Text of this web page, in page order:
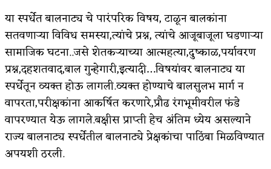
या स्पर्धेत बालनाट्य चे पारंपरिक विषय, टाळून बालकांना
सतवणाऱ्या विविध समस्या,त्यांचे प्रश्न, त्यांचे आजूबाजूला घडणाऱ्या
सामाजिक घटना..जसे शेतकऱ्याच्या आत्महत्या,दुष्काळ,पर्यावरण
प्रश्न,दहशतवाद,बाल गुन्हेगारी,इत्यादी…विषयांवर बालनाट्य या
स्पर्धेतून व्यक्त होऊ लागली.व्यक्त होण्याचे बालसुलभ मार्ग न
वापरता,परीक्षकांना आकर्षित करणारे,प्रौढ रंगभूमीवरील फंडे
वापरण्यात येऊ लागले.बक्षीस प्राप्ती हेच अंतिम ध्येय असल्याने
राज्य बालनाट्य स्पर्धेतील बालनाट्ये प्रेक्षकांचा पाठिंबा मिळविण्यात
अपयशी ठरली.